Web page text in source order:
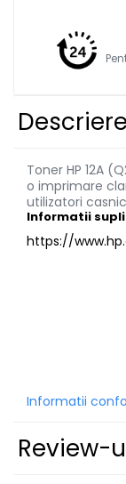
Drum unit
Printare 3D
Accesorii
Laptopuri
Laptopuri /
Laptopuri gaming
Desktop PC
Descriere
Toner HP 12A
o imprimare
utilizatori
Informatii
https://
Informatii
Review-